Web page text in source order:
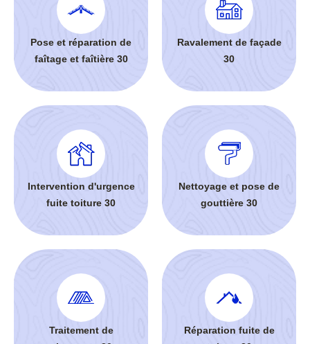
Pose et réparation de
faîtage et faîtière 30
Ravalement de façade
30
Intervention d'urgence
fuite toiture 30
Nettoyage et pose de
gouttière 30
Traitement de
Réparation fuite de